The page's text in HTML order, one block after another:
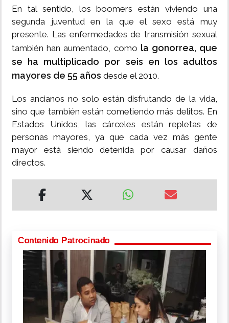
En tal sentido, los boomers están viviendo una
segunda juventud en la que el sexo está muy
presente. Las enfermedades de transmisión sexual
también han aumentado, como la gonorrea, que
se ha multiplicado por seis en los adultos
mayores de 55 años desde el 2010.
Los ancianos no solo están disfrutando de la vida,
sino que también están cometiendo más delitos. En
Estados Unidos, las cárceles están repletas de
personas mayores, ya que cada vez más gente
mayor está siendo detenida por causar daños
directos.
Contenido Patrocinado